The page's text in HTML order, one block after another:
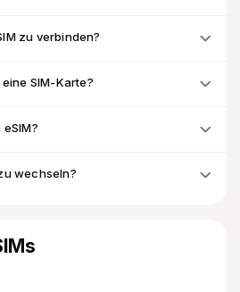
zu verbinden?
SIM-Karte?
wechseln?